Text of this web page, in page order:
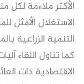
الأكثر ملاءمة
الاستغلال الأمثل
التنمية الزراعية
كما تناول اللقاء
الاقتصادية ذات